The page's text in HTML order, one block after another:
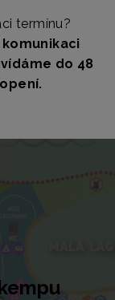
termínu?
komunikaci
do 48